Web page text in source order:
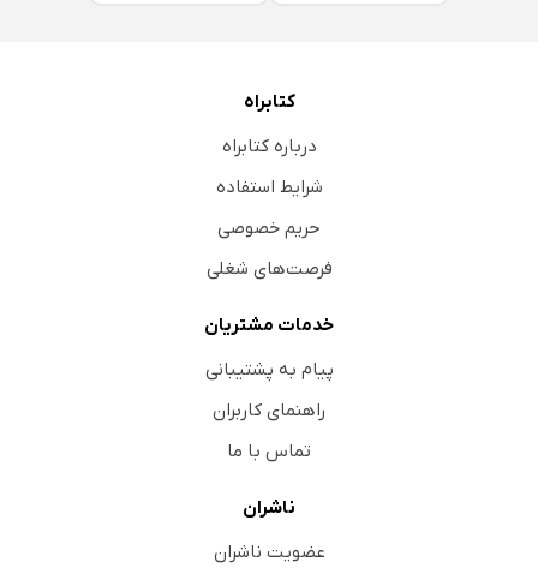
کتابراه
درباره کتابراه
شرایط استفاده
حریم خصوصی
فرصت‌های شغلی
خدمات مشتریان
پیام به پشتیبانی
راهنمای کاربران
تماس با ما
ناشران
عضویت ناشران